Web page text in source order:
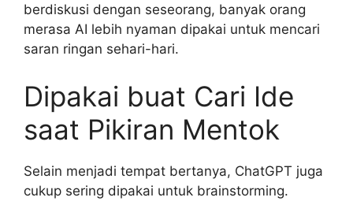
berdiskusi dengan seseorang, banyak orang
merasa AI lebih nyaman dipakai untuk mencari
saran ringan sehari-hari.
Dipakai buat Cari Ide
saat Pikiran Mentok
Selain menjadi tempat bertanya, ChatGPT juga
cukup sering dipakai untuk brainstorming.